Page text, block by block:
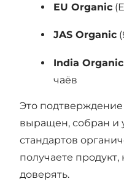
EU Organic
JAS Organic
India Organic
чаёв
Это подтверждение
выращен, собран и
стандартов
получаете
доверять.